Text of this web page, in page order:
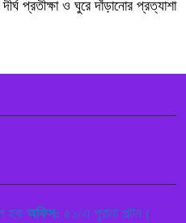
প্রতীক্ষা ও ঘুরে দাঁড়ানোর প্রত্যাশা
হক অফিস: ৫১/এ পুরানা পল্টন (